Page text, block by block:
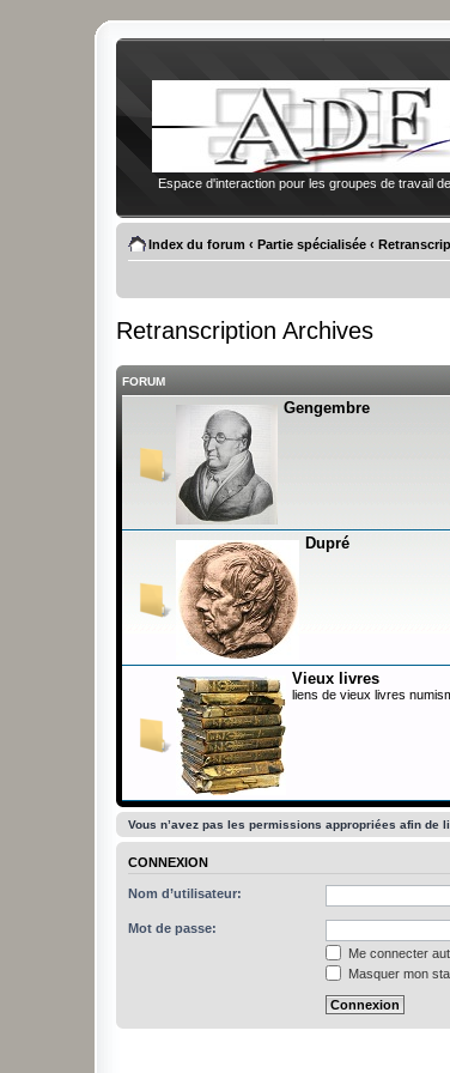
Espace d'interaction pour les groupes de travail
Index du forum ‹ Partie spécialisée ‹
Retranscription Archives
FORUM
Gengembre
Dupré
Vieux livres
liens de vieux livres
Vous n’avez pas les permissions appropriées afin de
CONNEXION
Nom d’utilisateur:
Mot de passe:
Me connecter
Masquer mon